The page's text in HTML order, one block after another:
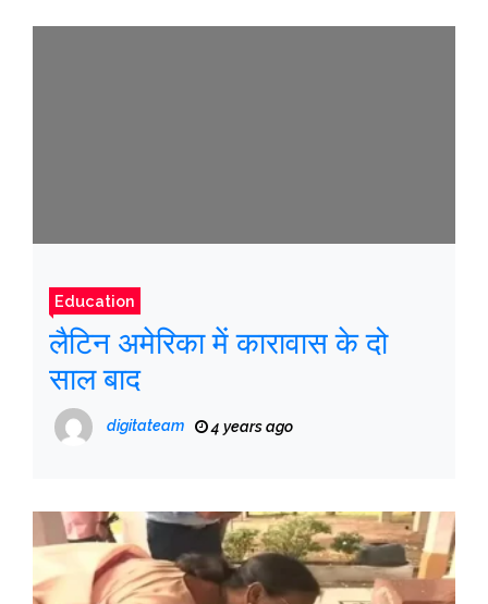
Education
लैटिन अमेरिका में कारावास के दो
साल बाद
digitateam 4 years ago